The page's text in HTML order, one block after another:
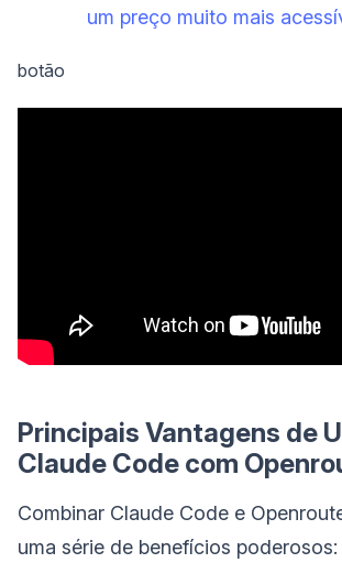
um preço muito mais
botão
Principais Vantagens de
Claude Code com
Combinar Claude Code e
uma série de benefícios poderosos: